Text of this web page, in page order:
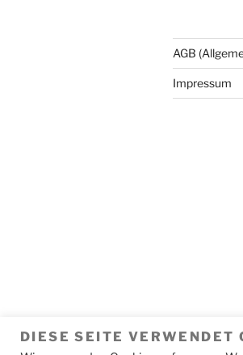
AGB
Impressum
DIESE SEITE VERWENDET